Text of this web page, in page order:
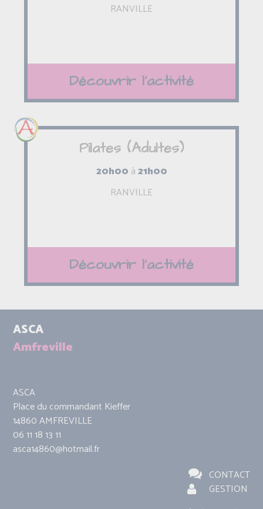
RANVILLE
Découvrir l'activité
Pilates (Adultes)
20h00 à21h00
RANVILLE
Découvrir l'activité
ASCA
Amfreville
ASCA
Place du commandant Kieffer
14860 AMFREVILLE
06 11 18 13 11
asca14860@hotmail.fr
CONTACT
GESTION